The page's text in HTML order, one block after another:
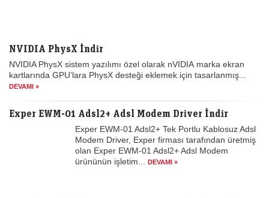
NVIDIA PhysX İndir
NVIDIA PhysX sistem yazılımı özel olarak nVIDIA marka ekran
kartlarında GPU’lara PhysX desteği eklemek için tasarlanmış...
DEVAMI »
Exper EWM-01 Adsl2+ Adsl Modem Driver İndir
Exper EWM-01 Adsl2+ Tek Portlu Kablosuz Adsl
Modem Driver, Exper firması tarafından üretmiş
olan Exper EWM-01 Adsl2+ Adsl Modem
ürününün işletim...
DEVAMI »